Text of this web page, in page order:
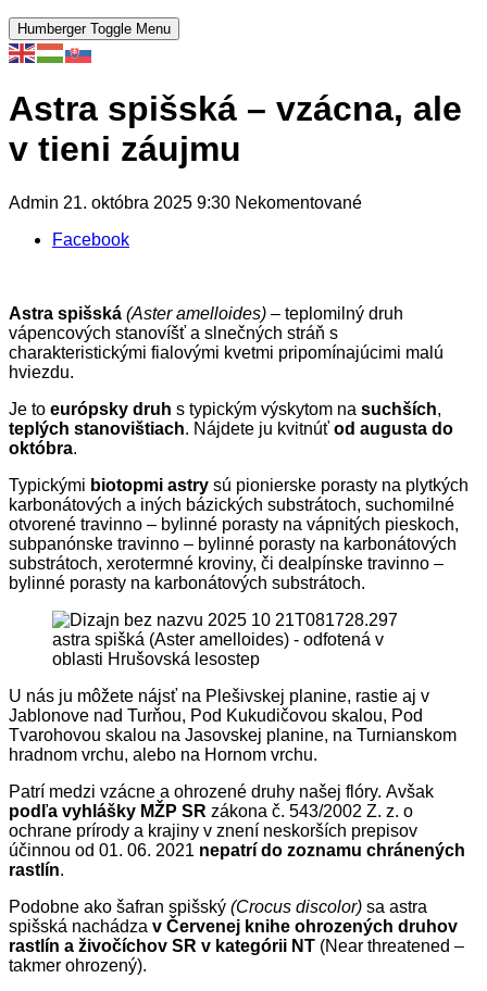
Humberger Toggle Menu
Astra spišská – vzácna, ale
v tieni záujmu
Admin 21. októbra 2025 9:30 Nekomentované
Facebook
Astra spišská (Aster amelloides) – teplomilný druh
vápencových stanovíšť a slnečných stráň s
charakteristickými fialovými kvetmi pripomínajúcimi malú
hviezdu.
Je to európsky druh s typickým výskytom na suchších,
teplých stanovištiach. Nájdete ju kvitnúť od augusta do
októbra.
Typickými biotopmi astry sú pionierske porasty na plytkých
karbonátových a iných bázických substrátoch, suchomilné
otvorené travinno – bylinné porasty na vápnitých pieskoch,
subpanónske travinno – bylinné porasty na karbonátových
substrátoch, xerotermné kroviny, či dealpínske travinno –
bylinné porasty na karbonátových substrátoch.
astra spišká (Aster amelloides) - odfotená v
oblasti Hrušovská lesostep
U nás ju môžete nájsť na Plešivskej planine, rastie aj v
Jablonove nad Turňou, Pod Kukudičovou skalou, Pod
Tvarohovou skalou na Jasovskej planine, na Turnianskom
hradnom vrchu, alebo na Hornom vrchu.
Patrí medzi vzácne a ohrozené druhy našej flóry. Avšak
podľa vyhlášky MŽP SR zákona č. 543/2002 Z. z. o
ochrane prírody a krajiny v znení neskorších prepisov
účinnou od 01. 06. 2021 nepatrí do zoznamu chránených
rastlín.
Podobne ako šafran spišský (Crocus discolor) sa astra
spišská nachádza v Červenej knihe ohrozených druhov
rastlín a živočíchov SR v kategórii NT (Near threatened –
takmer ohrozený).